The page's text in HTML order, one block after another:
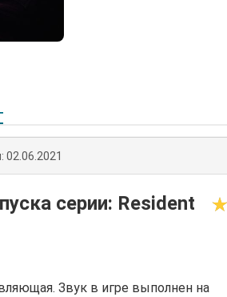
02.06.2021
серии: Resident
Звук в игре выполнен на